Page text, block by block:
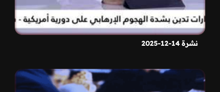
نشرة 14-12-2025